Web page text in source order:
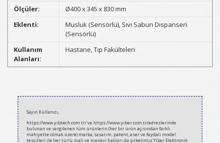
Ölçüler:
Ø400 x 345 x 830 mm
Eklenti:
Musluk (Sensörlü), Sıvı Sabun Dispanseri
(Sensörlü)
Kullanım
Alanları:
Hastane, Tıp Fakülteleri
2021-
Sayın Kullanıcı,
https://www.yibtech.com.tr/ ve https://www.yiber.com.tr/adreslerinde
bulunan ve sergilenen tüm ürünlerin (her bir ürün açısından farklı
mahiyette olmak üzere) marka, tasarım, patent, eser ve faydalı model
tescilleri ile her türlü mali ve manevi hakları da şirketimiz Yiber Elektronik